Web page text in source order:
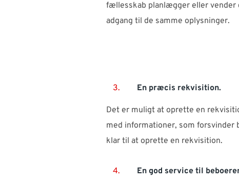
fællesskab planlægger eller vender
adgang til de samme oplysninger.
3. En præcis rekvisition.
Det er muligt at oprette en
med informationer, som
klar til at oprette en rekvisition.
4. En god service til